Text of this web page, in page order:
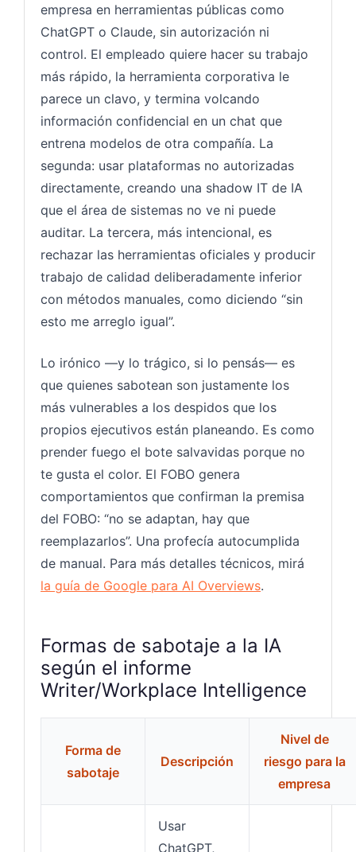
empresa en herramientas públicas como
ChatGPT o Claude, sin autorización ni
control. El empleado quiere hacer su trabajo
más rápido, la herramienta corporativa le
parece un clavo, y termina volcando
información confidencial en un chat que
entrena modelos de otra compañía. La
segunda: usar plataformas no autorizadas
directamente, creando una shadow IT de IA
que el área de sistemas no ve ni puede
auditar. La tercera, más intencional, es
rechazar las herramientas oficiales y producir
trabajo de calidad deliberadamente inferior
con métodos manuales, como diciendo “sin
esto me arreglo igual”.
Lo irónico —y lo trágico, si lo pensás— es
que quienes sabotean son justamente los
más vulnerables a los despidos que los
propios ejecutivos están planeando. Es como
prender fuego el bote salvavidas porque no
te gusta el color. El FOBO genera
comportamientos que confirman la premisa
del FOBO: “no se adaptan, hay que
reemplazarlos”. Una profecía autocumplida
de manual. Para más detalles técnicos, mirá
la guía de Google para AI Overviews.
Formas de sabotaje a la IA
según el informe
Writer/Workplace Intelligence
Forma de
sabotaje
Descripción
Nivel de
riesgo para la
empresa
Usar
ChatGPT,